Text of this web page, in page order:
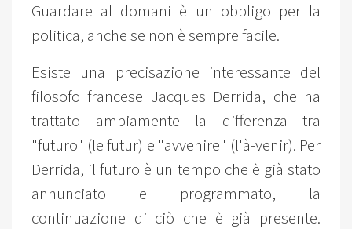
Guardare al domani è un obbligo per la
politica, anche se non è sempre facile.
Esiste una precisazione interessante del
filosofo francese Jacques Derrida, che ha
trattato ampiamente la differenza tra
"futuro" (le futur) e "avvenire" (l'à-venir). Per
Derrida, il futuro è un tempo che è già stato
annunciato e programmato, la
continuazione di ciò che è già presente.